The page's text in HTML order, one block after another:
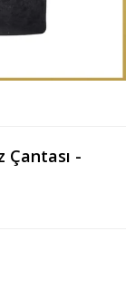
Çantası -